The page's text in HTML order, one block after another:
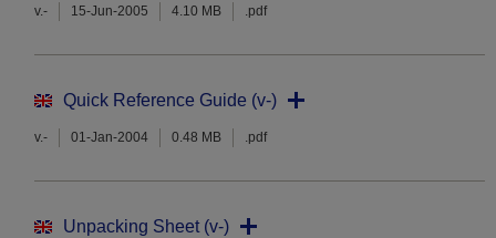
v.- 15-Jun-2005 4.10 MB .pdf
Quick Reference Guide (v-)
v.- 01-Jan-2004 0.48 MB .pdf
Unpacking Sheet (v-)